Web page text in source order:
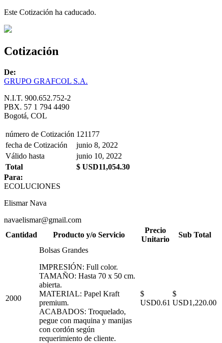
Este Cotización ha caducado.
Cotización
De:
GRUPO GRAFCOL S.A.
N.I.T. 900.652.752-2
PBX. 57 1 794 4490
Bogotá, COL
número de Cotización 121177
fecha de Cotización
junio 8, 2022
Válido hasta
junio 10, 2022
Total
$ USD11,054.30
Para:
ECOLUCIONES
Elismar Nava
navaelismar@gmail.com
Cantidad
Producto y/o Servicio
Precio
Unitario
Sub Total
2000
Bolsas Grandes
IMPRESIÓN: Full color.
TAMAÑO: Hasta 70 x 50 cm.
abierta.
MATERIAL: Papel Kraft
premium.
ACABADOS: Troquelado,
pegue con maquina y manijas
con cordón según
requerimiento de cliente.
$
USD0.61
$
USD1,220.00